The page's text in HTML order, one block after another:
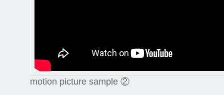
motion picture sample ②